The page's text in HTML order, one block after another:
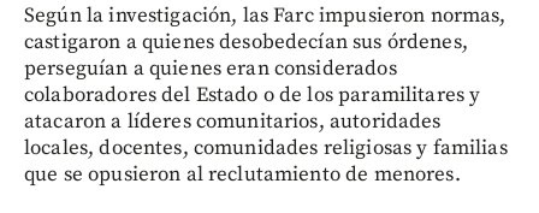
Según la investigación, las Farc impusieron normas,
castigaron a quienes desobedecían sus órdenes,
perseguían a quienes eran considerados
colaboradores del Estado o de los paramilitares y
atacaron a líderes comunitarios, autoridades
locales, docentes, comunidades religiosas y familias
que se opusieron al reclutamiento de menores.